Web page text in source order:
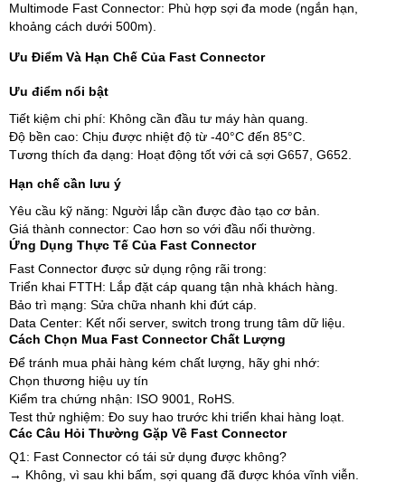
Multimode Fast Connector: Phù hợp sợi đa mode (ngắn hạn,
khoảng cách dưới 500m).
Ưu Điểm Và Hạn Chế Của Fast Connector
Ưu điểm nổi bật
Tiết kiệm chi phí: Không cần đầu tư máy hàn quang.
Độ bền cao: Chịu được nhiệt độ từ -40°C đến 85°C.
Tương thích đa dạng: Hoạt động tốt với cả sợi G657, G652.
Hạn chế cần lưu ý
Yêu cầu kỹ năng: Người lắp cần được đào tạo cơ bản.
Giá thành connector: Cao hơn so với đầu nối thường.
Ứng Dụng Thực Tế Của Fast Connector
Fast Connector được sử dụng rộng rãi trong:
Triển khai FTTH: Lắp đặt cáp quang tận nhà khách hàng.
Bảo trì mạng: Sửa chữa nhanh khi đứt cáp.
Data Center: Kết nối server, switch trong trung tâm dữ liệu.
Cách Chọn Mua Fast Connector Chất Lượng
Để tránh mua phải hàng kém chất lượng, hãy ghi nhớ:
Chọn thương hiệu uy tín
Kiểm tra chứng nhận: ISO 9001, RoHS.
Test thử nghiệm: Đo suy hao trước khi triển khai hàng loạt.
Các Câu Hỏi Thường Gặp Về Fast Connector
Q1: Fast Connector có tái sử dụng được không?
→ Không, vì sau khi bấm, sợi quang đã được khóa vĩnh viễn.